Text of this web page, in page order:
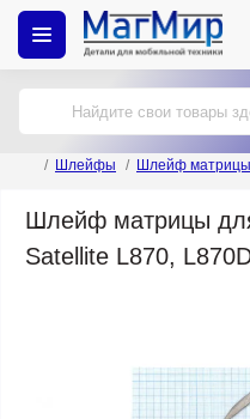
Шлейфы Шлейф матрицы
Шлейф матрицы
Satellite L870,